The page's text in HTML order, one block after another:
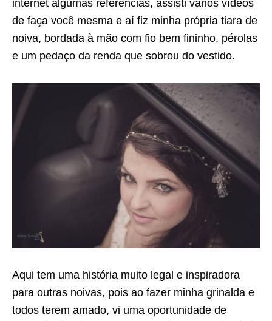
internet algumas referências, assisti vários vídeos
de faça você mesma e aí fiz minha própria tiara de
noiva, bordada à mão com fio bem fininho, pérolas
e um pedaço da renda que sobrou do vestido.
Aqui tem uma história muito legal e inspiradora
para outras noivas, pois ao fazer minha grinalda e
todos terem amado, vi uma oportunidade de